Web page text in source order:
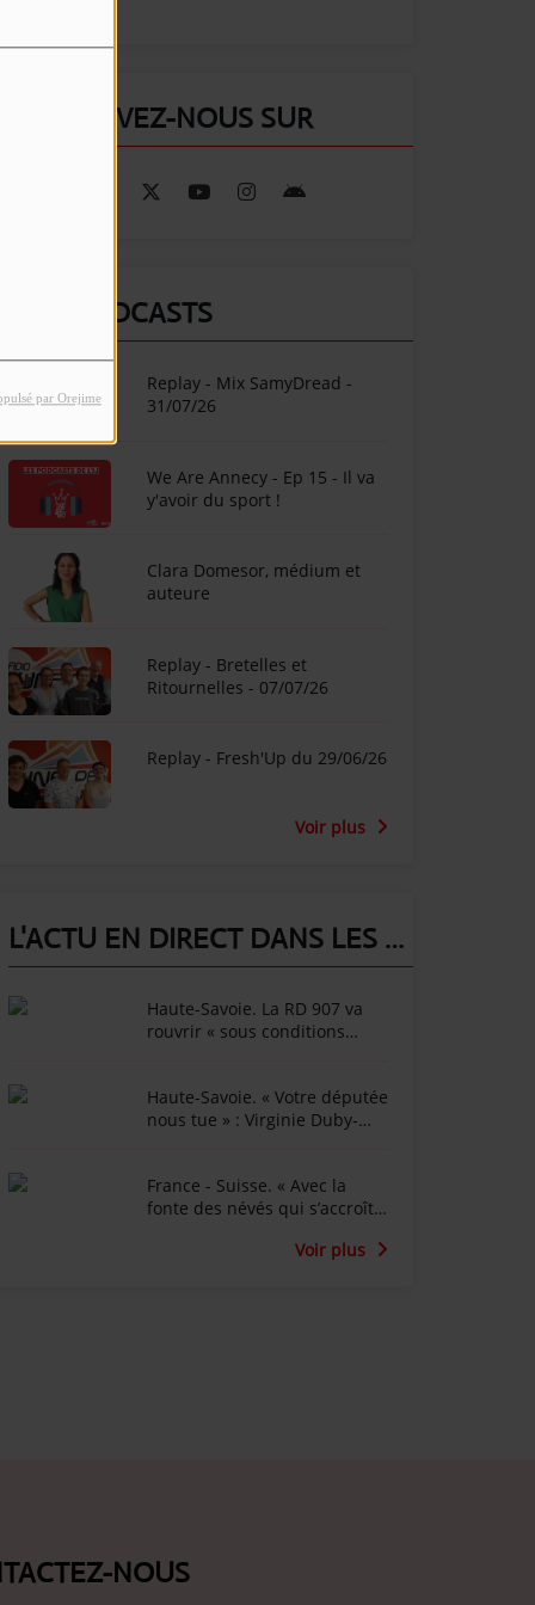
par Orejime
RETROUVEZ-NOUS SUR
NOS PODCASTS
Replay - Mix SamyDread -
31/07/26
We Are Annecy - Ep 15 - Il va
y'avoir du sport !
Clara Domesor, médium et
auteure
Replay - Bretelles et
Ritournelles - 07/07/26
Replay - Fresh'Up du 29/06/26
Voir plus
L'ACTU EN DIRECT DANS LES ALPES !
Haute-Savoie. La RD 907 va
rouvrir « sous conditions
torentielle
Haute-Savoie. « Votre députée
nous tue » : Virginie Duby-
France - Suisse. « Avec la
fonte des névés qui s’accroît
piste peut apparaître » :
Voir plus
NOUS